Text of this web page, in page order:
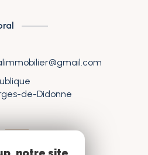
de-Didonne